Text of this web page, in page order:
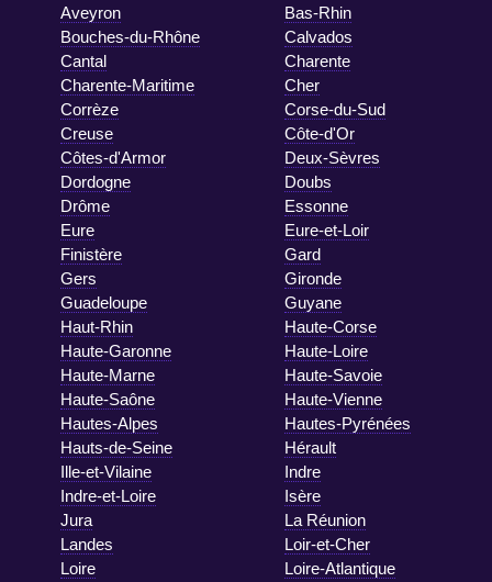
Aveyron
Bas-Rhin
Bouches-du-Rhône
Calvados
Cantal
Charente
Charente-Maritime
Cher
Corrèze
Corse-du-Sud
Creuse
Côte-d'Or
Côtes-d'Armor
Deux-Sèvres
Dordogne
Doubs
Drôme
Essonne
Eure
Eure-et-Loir
Finistère
Gard
Gers
Gironde
Guadeloupe
Guyane
Haut-Rhin
Haute-Corse
Haute-Garonne
Haute-Loire
Haute-Marne
Haute-Savoie
Haute-Saône
Haute-Vienne
Hautes-Alpes
Hautes-Pyrénées
Hauts-de-Seine
Hérault
Ille-et-Vilaine
Indre
Indre-et-Loire
Isère
Jura
La Réunion
Landes
Loir-et-Cher
Loire
Loire-Atlantique